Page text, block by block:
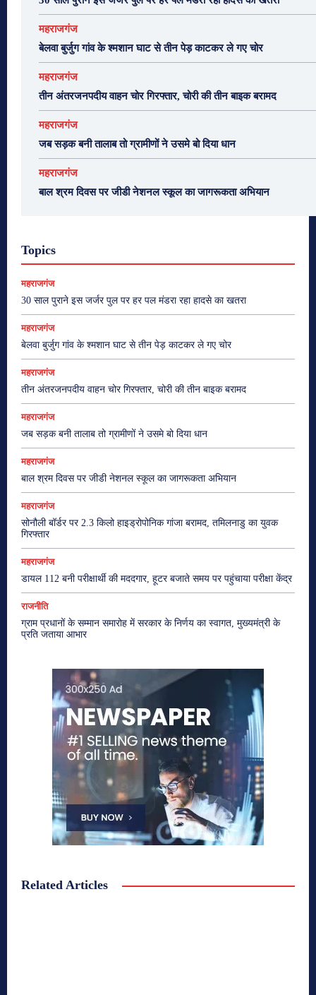
महराजगंज
बेलवा बुर्जुग गांव के श्मशान घाट से तीन पेड़ काटकर ले गए चोर
महराजगंज
तीन अंतरजनपदीय वाहन चोर गिरफ्तार, चोरी की तीन बाइक बरामद
महराजगंज
जब सड़क बनी तालाब तो ग्रामीणों ने उसमे बो दिया धान
महराजगंज
बाल श्रम दिवस पर जीडी नेशनल स्कूल का जागरूकता अभियान
Topics
महराजगंज
30 साल पुराने इस जर्जर पुल पर हर पल मंडरा रहा हादसे का खतरा
महराजगंज
बेलवा बुर्जुग गांव के श्मशान घाट से तीन पेड़ काटकर ले गए चोर
महराजगंज
तीन अंतरजनपदीय वाहन चोर गिरफ्तार, चोरी की तीन बाइक बरामद
महराजगंज
जब सड़क बनी तालाब तो ग्रामीणों ने उसमे बो दिया धान
महराजगंज
बाल श्रम दिवस पर जीडी नेशनल स्कूल का जागरूकता अभियान
महराजगंज
सोनौली बॉर्डर पर 2.3 किलो हाइड्रोपोनिक गांजा बरामद, तमिलनाडु का युवक
गिरफ्तार
महराजगंज
डायल 112 बनी परीक्षार्थी की मददगार, हूटर बजाते समय पर पहुंचाया परीक्षा केंद्र
राजनीति
ग्राम प्रधानों के सम्मान समारोह में सरकार के निर्णय का स्वागत, मुख्यमंत्री के
प्रति जताया आभार
Related Articles